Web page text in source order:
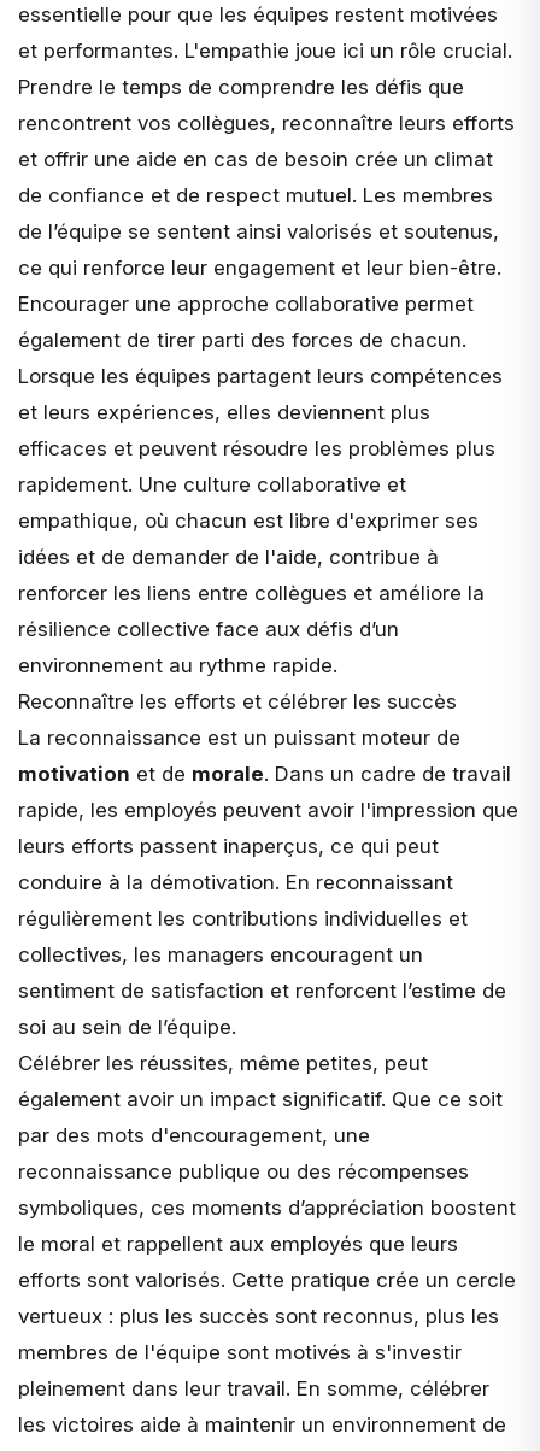
essentielle pour que les équipes restent motivées
et performantes. L'empathie joue ici un rôle crucial.
Prendre le temps de comprendre les défis que
rencontrent vos collègues, reconnaître leurs efforts
et offrir une aide en cas de besoin crée un climat
de confiance et de respect mutuel. Les membres
de l’équipe se sentent ainsi valorisés et soutenus,
ce qui renforce leur engagement et leur bien-être.
Encourager une approche collaborative permet
également de tirer parti des forces de chacun.
Lorsque les équipes partagent leurs compétences
et leurs expériences, elles deviennent plus
efficaces et peuvent résoudre les problèmes plus
rapidement. Une culture collaborative et
empathique, où chacun est libre d'exprimer ses
idées et de demander de l'aide, contribue à
renforcer les liens entre collègues et améliore la
résilience collective face aux défis d’un
environnement au rythme rapide.
Reconnaître les efforts et célébrer les succès
La reconnaissance est un puissant moteur de
motivation et de morale. Dans un cadre de travail
rapide, les employés peuvent avoir l'impression que
leurs efforts passent inaperçus, ce qui peut
conduire à la démotivation. En reconnaissant
régulièrement les contributions individuelles et
collectives, les managers encouragent un
sentiment de satisfaction et renforcent l’estime de
soi au sein de l’équipe.
Célébrer les réussites, même petites, peut
également avoir un impact significatif. Que ce soit
par des mots d'encouragement, une
reconnaissance publique ou des récompenses
symboliques, ces moments d’appréciation boostent
le moral et rappellent aux employés que leurs
efforts sont valorisés. Cette pratique crée un cercle
vertueux : plus les succès sont reconnus, plus les
membres de l'équipe sont motivés à s'investir
pleinement dans leur travail. En somme, célébrer
les victoires aide à maintenir un environnement de